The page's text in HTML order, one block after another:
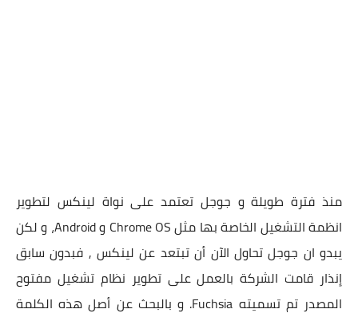
منذ فترة طويلة و جوجل تعتمد على نواة لينكس لتطوير
انظمة التشغيل الخاصة بها مثل Chrome OS و Android، و لكن
يبدو ان جوجل تحاول الآن أن تبتعد عن لينكس , فبدون سابق
إنذار قامت الشركة بالعمل على تطوير نظام تشغيل مفتوح
المصدر تم تسميته Fuchsia. و بالبحث عن أصل هذه الكلمة